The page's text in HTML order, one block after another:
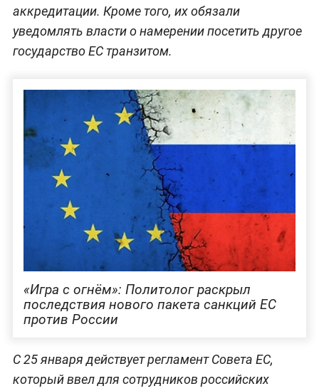
аккредитации. Кроме того, их обязали
уведомлять власти о намерении посетить другое
государство ЕС транзитом.
«Игра с огнём»: Политолог раскрыл
последствия нового пакета санкций ЕС
против России
С 25 января действует регламент Совета ЕС,
который ввел для сотрудников российских